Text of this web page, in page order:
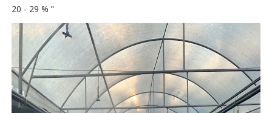
20 - 29 % ”